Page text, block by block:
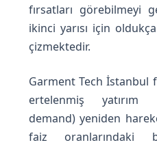
fırsatları görebilmeyi
ikinci yarısı için
çizmektedir.
Garment Tech İstanbul
ertelenmiş yatırım
demand) yeniden
faiz oranlarındaki